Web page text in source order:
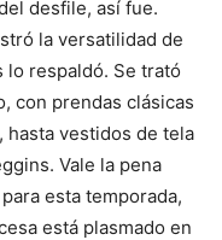
desfile, así fue.
la versatilidad de
lo respaldó. Se trató
con prendas clásicas
hasta vestidos de tela
Vale la pena
esta temporada,
está plasmado en